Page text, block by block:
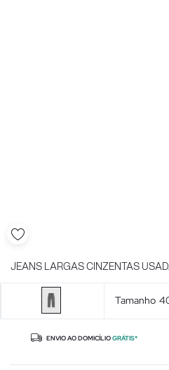
JEANS LARGAS CINZENTAS
Tamanho
ENVIO AO DOMICÍLIOGRÁTIS*